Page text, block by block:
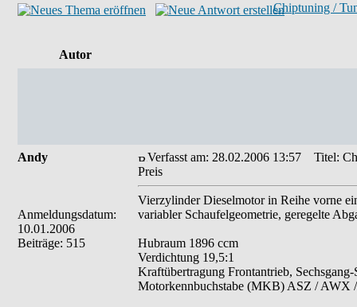
Chiptuning /
Autor
Andy
Anmeldungsdatum:
10.01.2006
Beiträge: 515
Verfasst am: 28.02.2006 13:57
Titel:
Preis
Vierzylinder Dieselmotor in Reihe vorne
variabler Schaufelgeometrie, geregelte
Hubraum 1896 ccm
Verdichtung 19,5:1
Kraftübertragung Frontantrieb, Sechsgang-
Motorkennbuchstabe (MKB) ASZ / AWX